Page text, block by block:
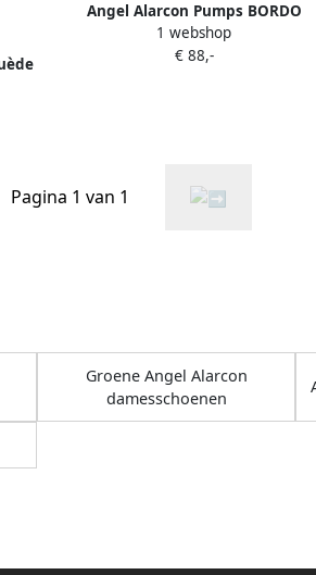
Angel Alarcon Pumps BORDO
VOLGA
1 webshop
€ 88,-
Pagina 1 van 1
Groene Angel Alarcon
damesschoenen